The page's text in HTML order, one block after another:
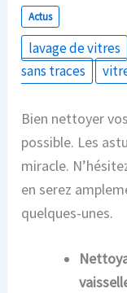
Actus
lavage de vitres
sans traces
Bien nettoyer
possible. Les
miracle.
en serez
quelques-unes.